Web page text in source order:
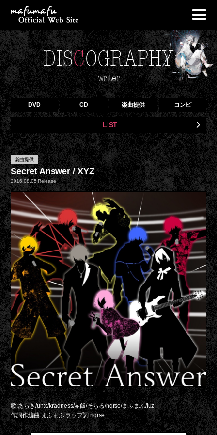
NEWS
PROFILE
LIVE
DISCOGRAPHY
OFF VOCAL
GOODS
BLOG
CONTACT
DISCOGRAPHY
writer
DVD CD 楽曲提供 コンピ
LIST
楽曲提供
Secret Answer / XYZ
2016.08.05 Release
歌:あらき/un:c/kradness/赤飯/そらる/nqrse/まふまふ/luz
作詞作編曲:まふまふ ラップ詞:nqrse